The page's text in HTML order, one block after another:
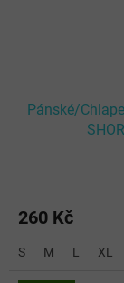
Pánské/
260 Kč
S M L XL